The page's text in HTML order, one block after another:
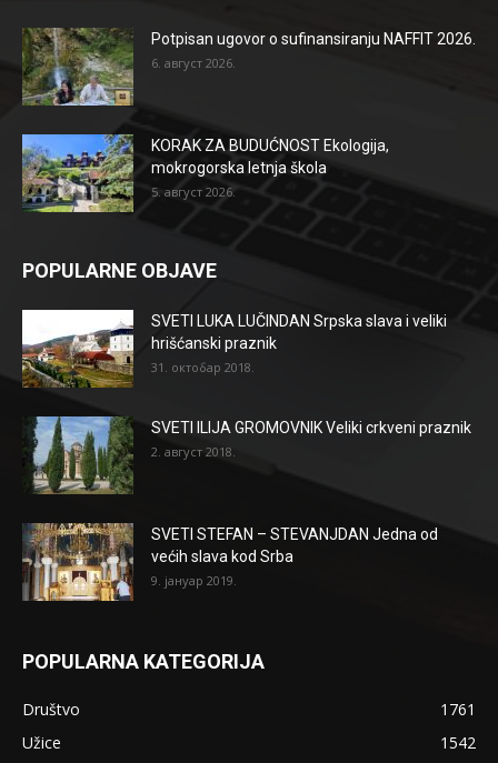
Potpisan ugovor o sufinansiranju NAFFIT 2026.
6. август 2026.
KORAK ZA BUDUĆNOST Ekologija,
mokrogorska letnja škola
5. август 2026.
POPULARNE OBJAVE
SVETI LUKA LUČINDAN Srpska slava i veliki
hrišćanski praznik
31. октобар 2018.
SVETI ILIJA GROMOVNIK Veliki crkveni praznik
2. август 2018.
SVETI STEFAN – STEVANJDAN Jedna od
većih slava kod Srba
9. јануар 2019.
POPULARNA KATEGORIJA
Društvo
1761
Užice
1542